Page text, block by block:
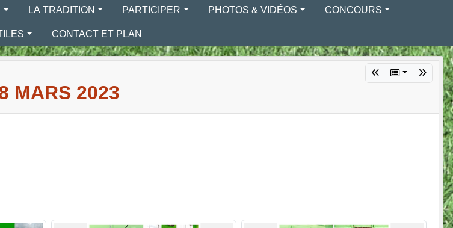
LA TRADITION PARTICIPER PHOTOS & VIDÉOS CONCOURS
CONTACT ET PLAN
MARS 2023